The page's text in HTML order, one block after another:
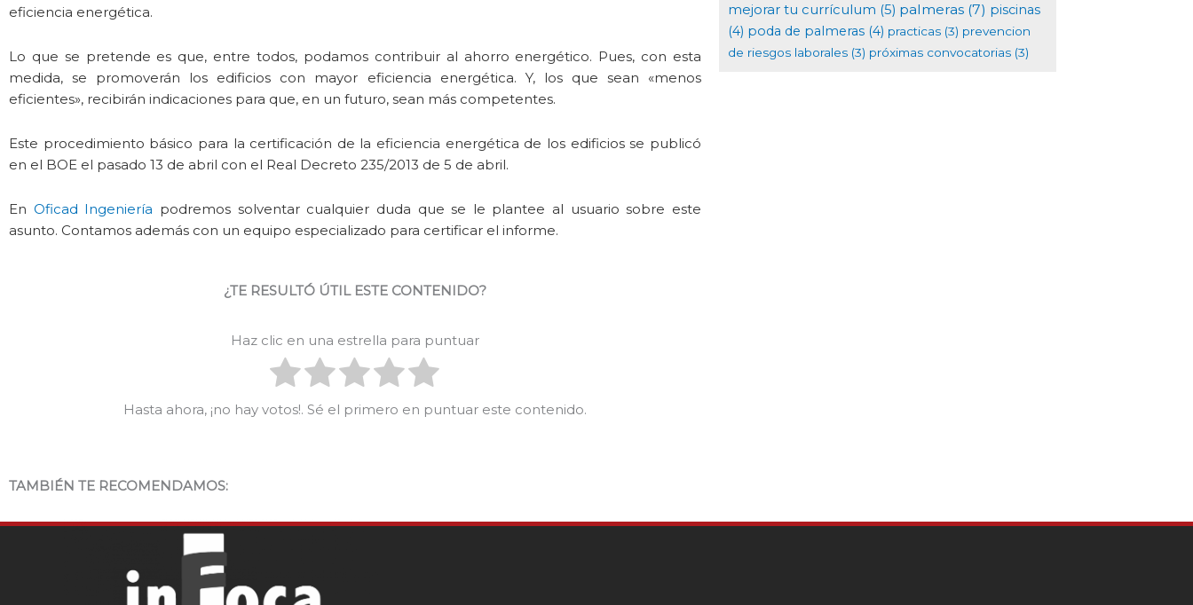
eficiencia energética.
Lo que se pretende es que, entre todos, podamos contribuir al ahorro energético. Pues, con esta
medida, se promoverán los edificios con mayor eficiencia energética. Y, los que sean «menos
eficientes», recibirán indicaciones para que, en un futuro, sean más competentes.
Este procedimiento básico para la certificación de la eficiencia energética de los edificios se publicó
en el BOE el pasado 13 de abril con el Real Decreto 235/2013 de 5 de abril.
En Oficad Ingeniería podremos solventar cualquier duda que se le plantee al usuario sobre este
asunto. Contamos además con un equipo especializado para certificar el informe.
¿TE RESULTÓ ÚTIL ESTE CONTENIDO?
Haz clic en una estrella para puntuar
Hasta ahora, ¡no hay votos!. Sé el primero en puntuar este contenido.
mejorar tu currículum (5) palmeras(7) piscinas
(4) poda de palmeras(4) practicas(3) prevencion
de riesgos laborales(3) próximas convocatorias(3)
TAMBIÉN TE RECOMENDAMOS: